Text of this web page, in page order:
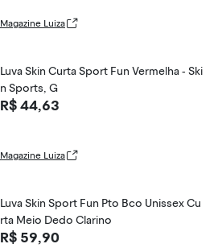
Magazine Luiza
Luva Skin Curta Sport Fun Vermelha - Ski
n Sports, G
R$ 44,63
Magazine Luiza
Luva Skin Sport Fun Pto Bco Unissex Cu
rta Meio Dedo Clarino
R$ 59,90